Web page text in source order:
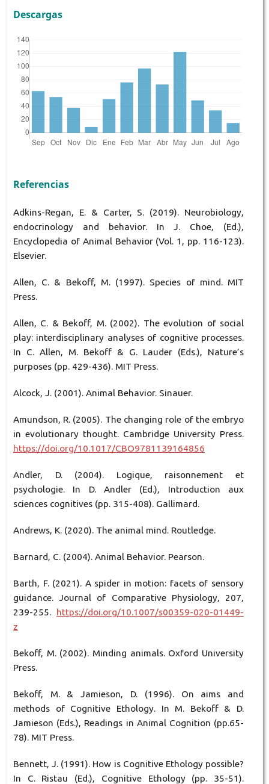
Descargas
Referencias
Adkins-Regan, E. & Carter, S. (2019). Neurobiology,
endocrinology and behavior. In J. Choe, (Ed.),
Encyclopedia of Animal Behavior (Vol. 1, pp. 116-123).
Elsevier.
Allen, C. & Bekoff, M. (1997). Species of mind. MIT
Press.
Allen, C. & Bekoff, M. (2002). The evolution of social
play: interdisciplinary analyses of cognitive processes.
In C. Allen, M. Bekoff & G. Lauder (Eds.), Nature’s
purposes (pp. 429-436). MIT Press.
Alcock, J. (2001). Animal Behavior. Sinauer.
Amundson, R. (2005). The changing role of the embryo
in evolutionary thought. Cambridge University Press.
https://doi.org/10.1017/CBO9781139164856
Andler, D. (2004). Logique, raisonnement et
psychologie. In D. Andler (Ed.), Introduction aux
sciences cognitives (pp. 315-408). Gallimard.
Andrews, K. (2020). The animal mind. Routledge.
Barnard, C. (2004). Animal Behavior. Pearson.
Barth, F. (2021). A spider in motion: facets of sensory
guidance. Journal of Comparative Physiology, 207,
239-255. https://doi.org/10.1007/s00359-020-01449-
z
Bekoff, M. (2002). Minding animals. Oxford University
Press.
Bekoff, M. & Jamieson, D. (1996). On aims and
methods of Cognitive Ethology. In M. Bekoff & D.
Jamieson (Eds.), Readings in Animal Cognition (pp.65-
78). MIT Press.
Bennett, J. (1991). How is Cognitive Ethology possible?
In C. Ristau (Ed.), Cognitive Ethology (pp. 35-51).